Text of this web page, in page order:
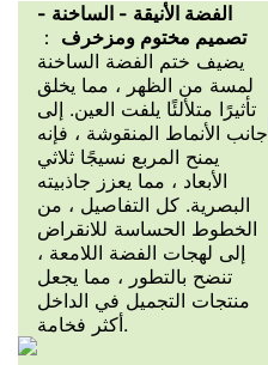
الفضة الأنيقة - الساخنة -
تصميم مختوم ومزخرف ：
يضيف ختم الفضة الساخنة
لمسة من الظهر ، مما يخلق
تأثيرًا متلألئًا يلفت العين. إلى
جانب الأنماط المنقوشة ، فإنه
يمنح المربع نسيجًا ثلاثي
الأبعاد ، مما يعزز جاذبيته
البصرية. كل التفاصيل ، من
الخطوط الحساسة للانقراض
إلى لهجات الفضة اللامعة ،
تنضح بالتطور ، مما يجعل
منتجات التجميل في الداخل
أكثر فخامة.